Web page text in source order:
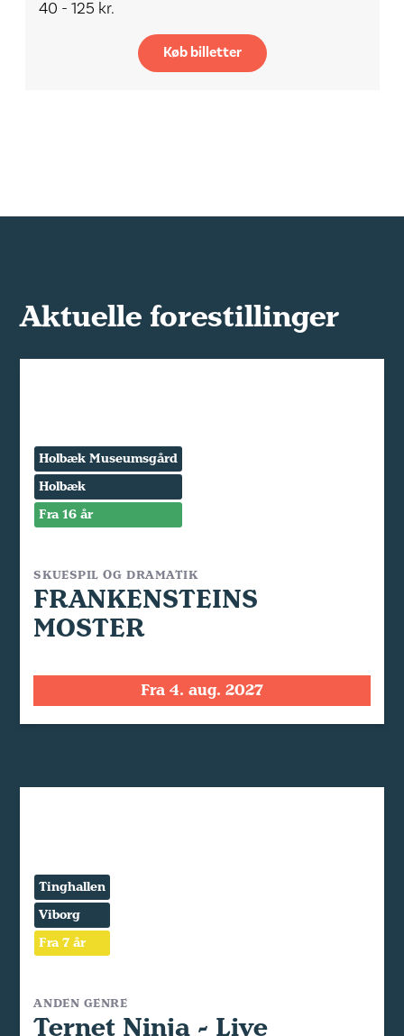
40 - 125 kr.
Køb billetter
Aktuelle forestillinger
Holbæk Museumsgård
Holbæk
Fra 16 år
SKUESPIL OG DRAMATIK
FRANKENSTEINS
MOSTER
Fra 4. aug. 2027
Tinghallen
Viborg
Fra 7 år
ANDEN GENRE
Ternet Ninja - Live